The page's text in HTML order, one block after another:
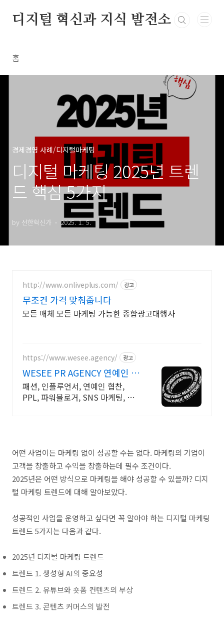
디지털 혁신과 지식 발전소
홈
경제경영 사례/디지털마케팅
디지털 마케팅 2025년 트렌
드 핵심 5가지
by 선한혁신가 2025. 1. 5.
http://www.onliveplus.com/ 광고
무조건 가격 맞춰줍니다
모든 매체 모든 마케팅 가능한 종합광고대행사
https://www.wesee.agency/ 광고
WESEE PR AGENCY 연예인 협
찬 및 PPL 전문
패션, 인플루언서, 연예인 협찬,
PPL, 파워블로거, SNS 마케팅, 광
어떤 사업이든 마케팅 없이 성공할 수는 없다. 마케팅의 기업이
고객을 창출하고 수익을 창출하는데 필수 조건이다.
2025년은 어떤 방식으로 마케팅을 해야 성공할 수 있을까? 디지
털 마케팅 트렌드에 대해 알아보았다.
성공적인 사업을 운영하고 싶다면 꼭 알아야 하는 디지털 마케팅
트렌드 5가지는 다음과 같다.
2025년 디지털 마케팅 트렌드
트렌드 1. 생성형 AI의 중요성
트렌드 2. 유튜브와 숏폼 컨텐츠의 부상
트렌드 3. 콘텐츠 커머스의 발전